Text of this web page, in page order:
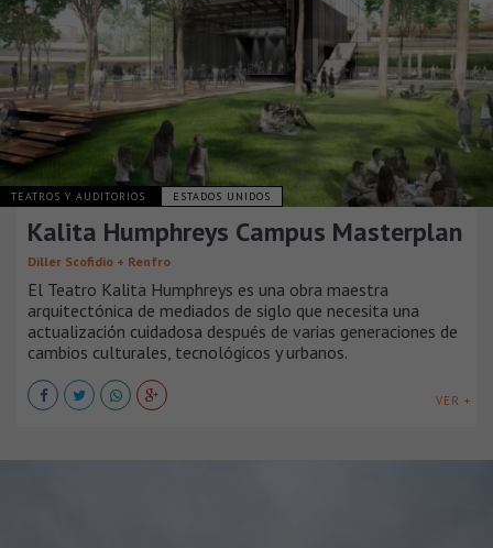
TEATROS Y AUDITORIOS ESTADOS UNIDOS
Kalita Humphreys Campus Masterplan
Diller Scofidio + Renfro
El Teatro Kalita Humphreys es una obra maestra
arquitectónica de mediados de siglo que necesita una
actualización cuidadosa después de varias generaciones de
cambios culturales, tecnológicos y urbanos.
VER +